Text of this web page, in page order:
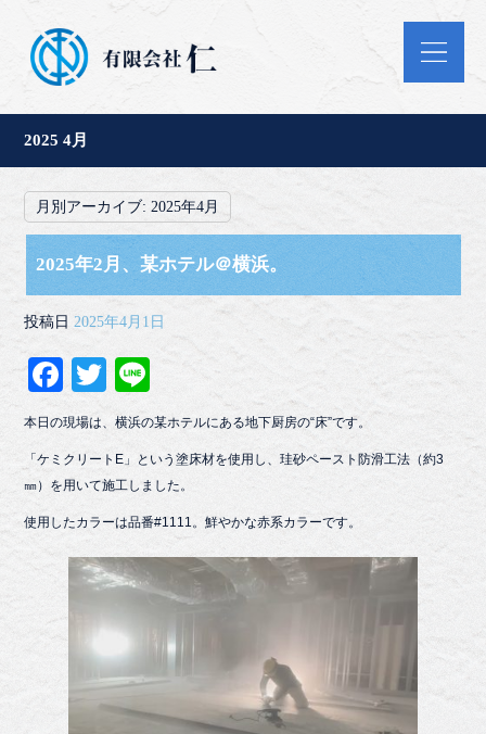
2025 4月
月別アーカイブ:2025年4月
2025年2月、某ホテル＠横浜。
投稿日 2025年4月1日
Fa
ce
bo
ok
T
wi
tte
r
ne
本日の現場は、横浜の某ホテルにある地下厨房の“床”です。
「ケミクリートE」という塗床材を使用し、珪砂ペースト防滑工法（約3
㎜）を用いて施工しました。
使用したカラーは品番#1111。鮮やかな赤系カラーです。